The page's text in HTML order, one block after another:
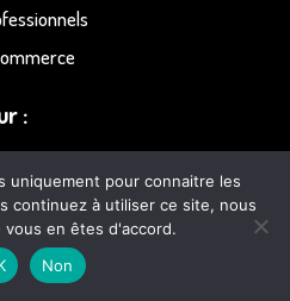
:
uniquement pour connaitre les
continuez à utiliser ce site, nous
en êtes d'accord.
Non